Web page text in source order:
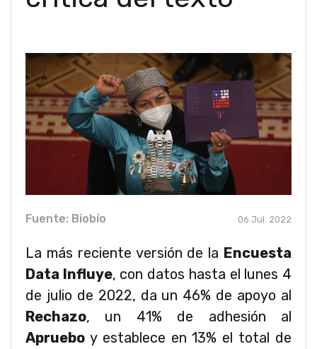
Fuente: Biobío 06 Jul. 2022
La más reciente versión de la Encuesta
Data Influye, con datos hasta el lunes 4
de julio de 2022, da un 46% de apoyo al
Rechazo, un 41% de adhesión al
Apruebo y establece en 13% el total de